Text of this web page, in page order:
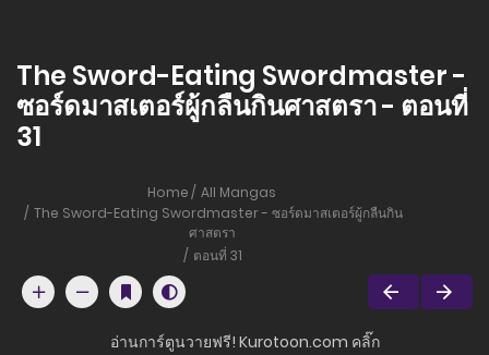
The Sword-Eating Swordmaster -
ซอร์ดมาสเตอร์ผู้กลืนกินศาสตรา - ตอนที่
31
Home
All Mangas
The Sword-Eating Swordmaster - ซอร์ดมาสเตอร์ผู้กลืนกิน
ศาสตรา
ตอนที่ 31
อ่านการ์ตูนวายฟรี! Kurotoon.com คลิ๊ก